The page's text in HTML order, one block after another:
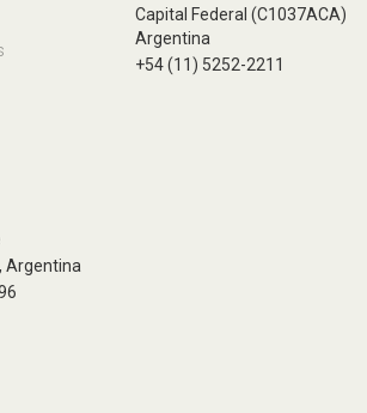
Capital Federal (C1037ACA)
Argentina
+54 (11) 5252-2211
Argentina